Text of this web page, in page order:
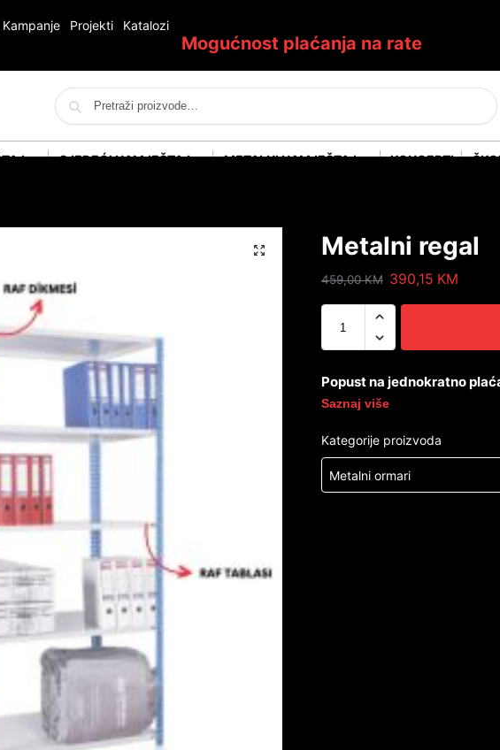
Kampanje Projekti
Katalozi
Mogućnost plaćanja na rate
Pretraži
SJEDEĆI NAMJEŠTAJ METALNI NAMJEŠTAJ KONCEPTI
Metalni regal
459,00KM 390,15 KM
Popust na jednokratno
Saznaj više
Kategorije proizvoda
Metalni ormari